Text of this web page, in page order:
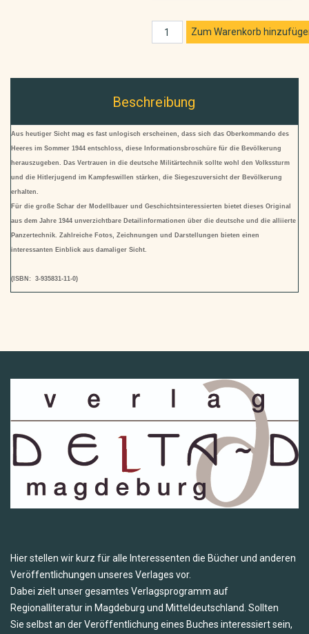
Beschreibung
Aus heutiger Sicht mag es fast unlogisch erscheinen, dass sich das Oberkommando des
Heeres im Sommer 1944 entschloss, diese Informationsbroschüre für die Bevölkerung
herauszugeben. Das Vertrauen in die deutsche Militärtechnik sollte wohl den Volkssturm
und die Hitlerjugend im Kampfeswillen stärken, die Siegeszuversicht der Bevölkerung
erhalten.
Für die große Schar der Modellbauer und Geschichtsinteressierten bietet dieses Original
aus dem Jahre 1944 unverzichtbare Detailinformationen über die deutsche und die alliierte
Panzertechnik. Zahlreiche Fotos, Zeichnungen und Darstellungen bieten einen
interessanten Einblick aus damaliger Sicht.
(ISBN: 3-935831-11-0)
Hier stellen wir kurz für alle Interessenten die Bücher und anderen
Veröffentlichungen unseres Verlages vor.
Dabei zielt unser gesamtes Verlagsprogramm auf
Regionalliteratur in Magdeburg und Mitteldeutschland. Sollten
Sie selbst an der Veröffentlichung eines Buches interessiert sein,